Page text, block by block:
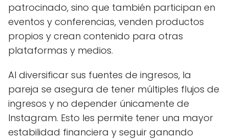
patrocinado, sino que también participan en
eventos y conferencias, venden productos
propios y crean contenido para otras
plataformas y medios.
Al diversificar sus fuentes de ingresos, la
pareja se asegura de tener múltiples flujos de
ingresos y no depender únicamente de
Instagram. Esto les permite tener una mayor
estabilidad financiera y seguir ganando